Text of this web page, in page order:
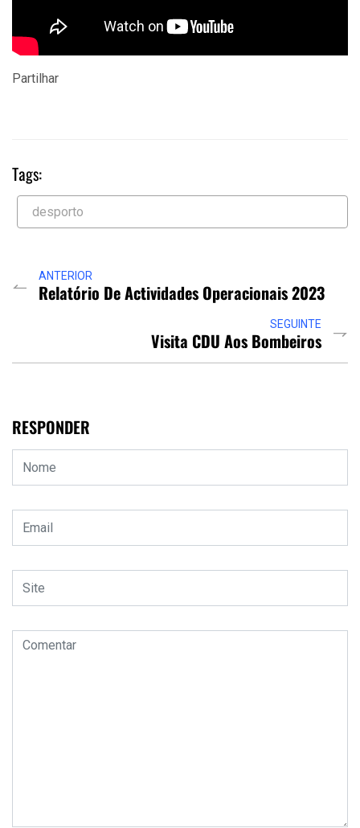
Partilhar
Tags:
desporto
ANTERIOR
Relatório De Actividades Operacionais 2023
SEGUINTE
Visita CDU Aos Bombeiros
RESPONDER